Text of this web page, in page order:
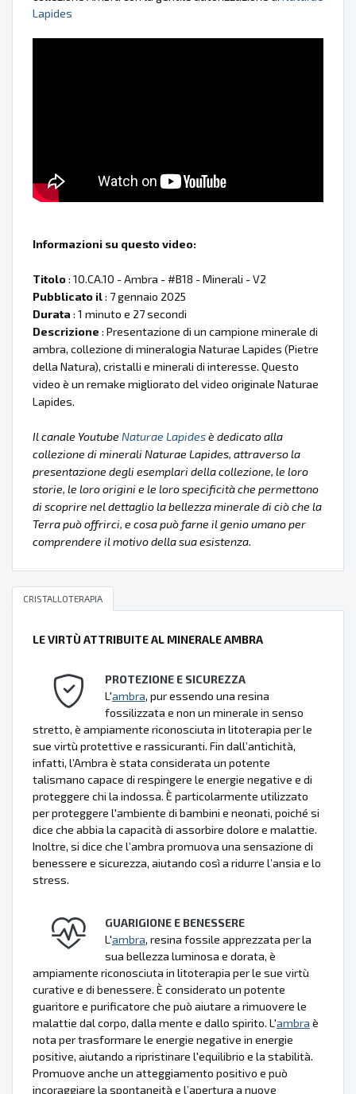
Lapides
Informazioni su questo video:
Titolo: 10.CA.10 - Ambra - #B18 - Minerali - V2
Pubblicato il: 7 gennaio 2025
Durata : 1 minuto e 27 secondi
Descrizione : Presentazione di un campione minerale di
ambra, collezione di mineralogia Naturae Lapides (Pietre
della Natura), cristalli e minerali di interesse. Questo
video è un remake migliorato del video originale Naturae
Lapides.
Il canale Youtube Naturae Lapidesè dedicato alla
collezione di minerali Naturae Lapides, attraverso la
presentazione degli esemplari della collezione, le loro
storie, le loro origini e le loro specificità che permettono
di scoprire nel dettaglio la bellezza minerale di ciò che la
Terra può offrirci, e cosa può farne il genio umano per
comprendere il motivo della sua esistenza.
CRISTALLOTERAPIA
LE VIRTÙ ATTRIBUITE AL MINERALE AMBRA
PROTEZIONE E SICUREZZA
L'ambra, pur essendo una resina
fossilizzata e non un minerale in senso
stretto, è ampiamente riconosciuta in litoterapia per le
sue virtù protettive e rassicuranti. Fin dall’antichità,
infatti, l’Ambra è stata considerata un potente
talismano capace di respingere le energie negative e di
proteggere chi la indossa. È particolarmente utilizzato
per proteggere l'ambiente di bambini e neonati, poiché si
dice che abbia la capacità di assorbire dolore e malattie.
Inoltre, si dice che l’ambra promuova una sensazione di
benessere e sicurezza, aiutando così a ridurre l’ansia e lo
stress.
GUARIGIONE E BENESSERE
L'ambra, resina fossile apprezzata per la
sua bellezza luminosa e dorata, è
ampiamente riconosciuta in litoterapia per le sue virtù
curative e di benessere. È considerato un potente
guaritore e purificatore che può aiutare a rimuovere le
malattie dal corpo, dalla mente e dallo spirito. L'ambra è
nota per trasformare le energie negative in energie
positive, aiutando a ripristinare l'equilibrio e la stabilità.
Promuove anche un atteggiamento positivo e può
incoraggiare la spontaneità e l’apertura a nuove